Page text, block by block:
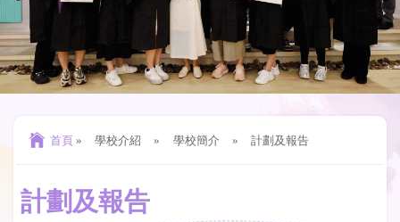
首頁 » 學校介紹 » 學校簡介 » 計劃及報告
計劃及報告